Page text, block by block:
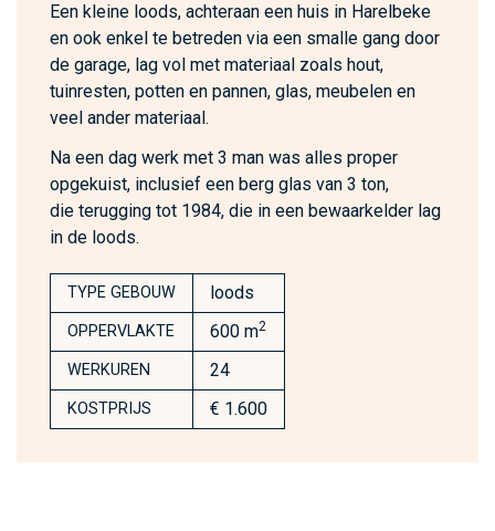
Een kleine loods, achteraan een huis in Harelbeke
en ook enkel te betreden via een smalle gang door
de garage, lag vol met materiaal zoals hout,
tuinresten, potten en pannen, glas, meubelen en
veel ander materiaal.
Na een dag werk met 3 man was alles proper
opgekuist, inclusief een berg glas van 3 ton,
die terugging tot 1984, die in een bewaarkelder lag
in de loods.
TYPE GEBOUW loods
OPPERVLAKTE 600 m2
WERKUREN 24
KOSTPRIJS € 1.600